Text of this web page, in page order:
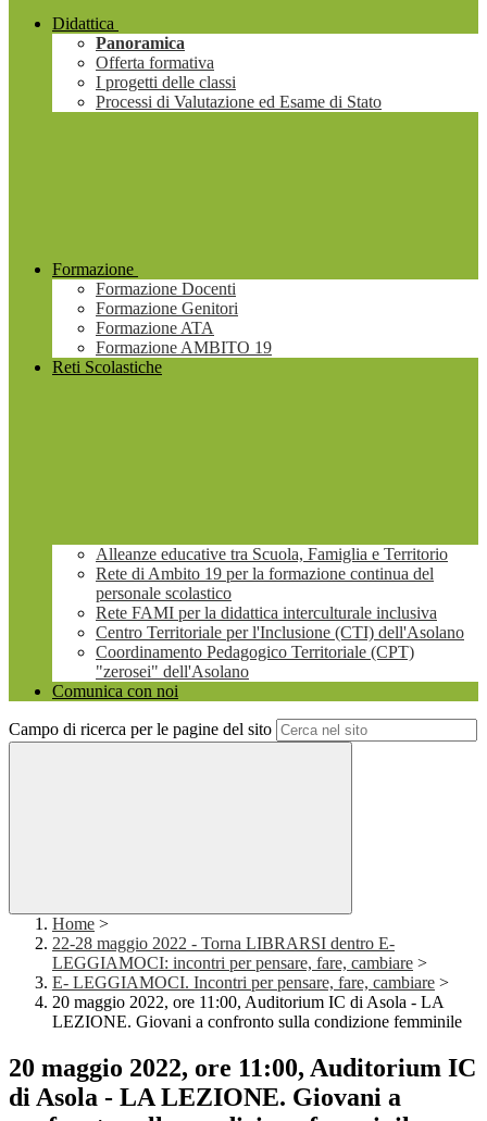
Didattica
Panoramica
Offerta formativa
I progetti delle classi
Processi di Valutazione ed Esame di Stato
Formazione
Formazione Docenti
Formazione Genitori
Formazione ATA
Formazione AMBITO 19
Reti Scolastiche
Alleanze educative tra Scuola, Famiglia e Territorio
Rete di Ambito 19 per la formazione continua del
personale scolastico
Rete FAMI per la didattica interculturale inclusiva
Centro Territoriale per l'Inclusione (CTI) dell'Asolano
Coordinamento Pedagogico Territoriale (CPT)
"zerosei" dell'Asolano
Comunica con noi
Campo di ricerca per le pagine del sito
Home >
22-28 maggio 2022 - Torna LIBRARSI dentro E-
LEGGIAMOCI: incontri per pensare, fare, cambiare >
E- LEGGIAMOCI. Incontri per pensare, fare, cambiare >
20 maggio 2022, ore 11:00, Auditorium IC di Asola - LA
LEZIONE. Giovani a confronto sulla condizione femminile
20 maggio 2022, ore 11:00, Auditorium IC
di Asola - LA LEZIONE. Giovani a